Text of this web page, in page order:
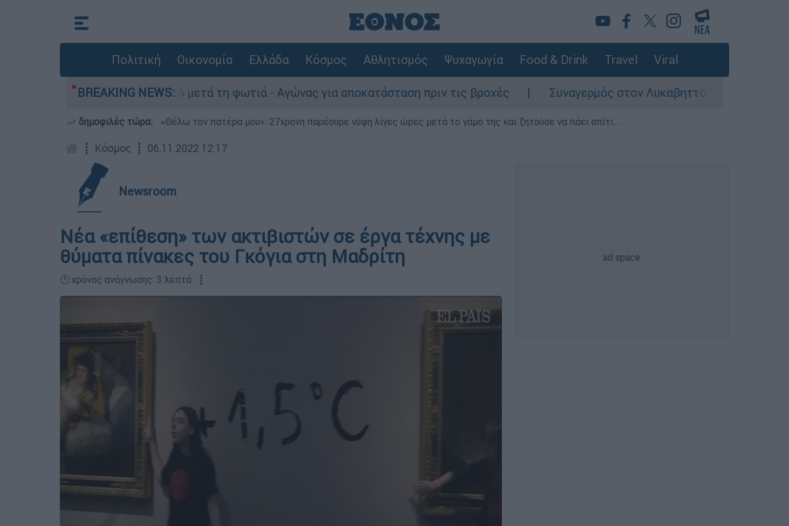
Πολιτική Οικονομία Ελλάδα Κόσμος Αθλητισμός Ψυχαγωγία Food & Drink Travel Viral
BREAKING NEWS:
στο Πόρτο Γερμανό μετά τη φωτιά - Αγώνας για αποκατάσταση πριν τις βροχές Συναγερμός στον Λυκαβηττό: Σορός σε προχωρημένη
δημοφιλές τώρα: «Θέλω τον πατέρα μου»: 27χρονη παρέσυρε νύφη λίγες ώρες μετά το γάμο της και ζητούσε να πάει σπίτι...
┋ Κόσμος ┋ 06.11.2022 12:17
Newsroom
Νέα «επίθεση» των ακτιβιστών σε έργα τέχνης με
θύματα πίνακες του Γκόγια στη Μαδρίτη
🕛 χρόνος ανάγνωσης: 3 λεπτά ┋